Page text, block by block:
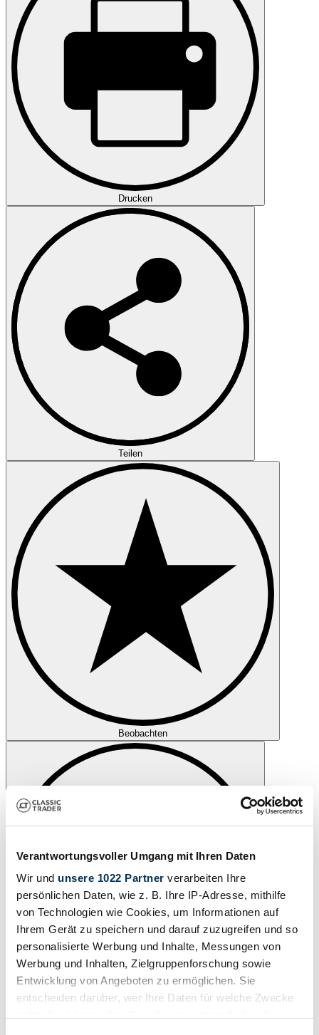
Verantwortungsvoller Umgang mit Ihren Daten
Wir und unsere 1022 Partner verarbeiten Ihre
persönlichen Daten, wie z. B. Ihre IP-Adresse, mithilfe
von Technologien wie Cookies, um Informationen auf
Ihrem Gerät zu speichern und darauf zuzugreifen und so
personalisierte Werbung und Inhalte, Messungen von
Werbung und Inhalten, Zielgruppenforschung sowie
Entwicklung von Angeboten zu ermöglichen. Sie
entscheiden darüber, wer Ihre Daten für welche Zwecke
Drucken
Teilen
Beobachten
Drucken